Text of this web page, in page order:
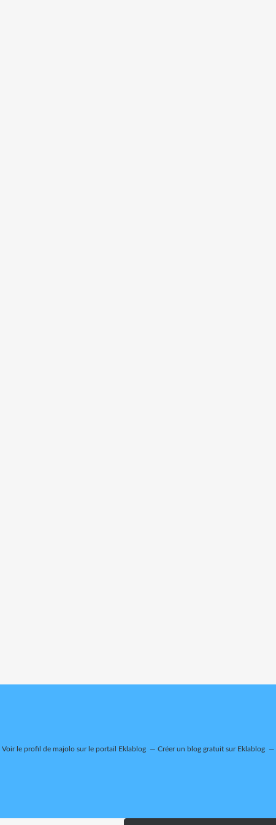
Voir le profil de majolo sur le portail Eklablog Créer un blog gratuit sur Eklablog